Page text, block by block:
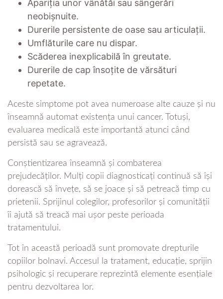
Apariția unor vânătăi sau sângerări
neobișnuite.
Durerile persistente de oase sau articulații.
Umflăturile care nu dispar.
Scăderea inexplicabilă în greutate.
Durerile de cap însoțite de vărsături
repetate.
Aceste simptome pot avea numeroase alte cauze și nu
înseamnă automat existența unui cancer. Totuși,
evaluarea medicală este importantă atunci când
persistă sau se agravează.
Conștientizarea înseamnă și combaterea
prejudecăților. Mulți copii diagnosticați continuă să își
dorească să învețe, să se joace și să petreacă timp cu
prietenii. Sprijinul colegilor, profesorilor și comunității
îi ajută să treacă mai ușor peste perioada
tratamentului.
Tot în această perioadă sunt promovate drepturile
copiilor bolnavi. Accesul la tratament, educație, sprijin
psihologic și recuperare reprezintă elemente esențiale
pentru dezvoltarea lor.